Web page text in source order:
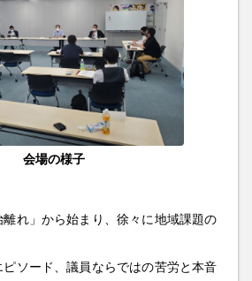
会場の様子
れ」から始まり、徐々に地域課題の
ソード、議員ならではの苦労と本音